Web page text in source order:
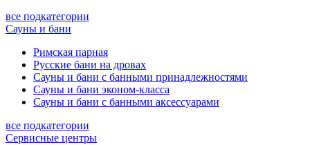
все подкатегории
Сауны и бани
Римская парная
Русские бани на дровах
Сауны и бани с банными принадлежностями
Сауны и бани эконом-класса
Сауны и бани с банными аксессуарами
все подкатегории
Сервисные центры